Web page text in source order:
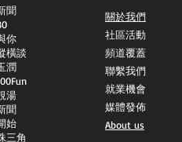
聞
你
橫談
潤
湯
聞
始
三角
關於我們
社區活動
頻道覆蓋
聯繫我們
就業機會
媒體發佈
About us